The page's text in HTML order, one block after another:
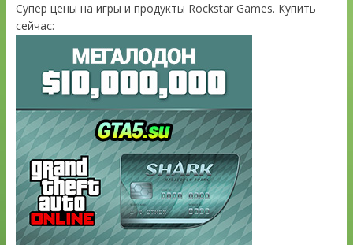
Супер цены на игры и продукты Rockstar Games. Купить
сейчас: